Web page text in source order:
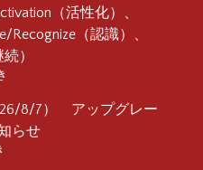
（活性化）、
Recognize（認識）、
）
8/7） アップグレー
らせ